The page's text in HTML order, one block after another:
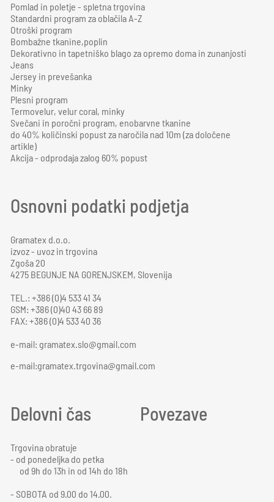
Pomlad in poletje - spletna trgovina
Standardni program za oblačila A-Z
Otroški program
Bombažne tkanine,poplin
Dekorativno in tapetniško blago za opremo doma in zunanjosti
Jeans
Jersey in prevešanka
Minky
Plesni program
Termovelur, velur coral, minky
Svečani in poročni program, enobarvne tkanine
do 40% količinski popust za naročila nad 10m (za določene
artikle)
Akcija - odprodaja zalog 60% popust
Osnovni podatki podjetja
Gramatex d.o.o.
izvoz - uvoz in trgovina
Zgoša 20
4275 BEGUNJE NA GORENJSKEM, Slovenija
TEL.: +386 (0)4 533 41 34
GSM: +386 (0)40 43 66 89
FAX: +386 (0)4 533 40 36
e-mail: gramatex.slo@gmail.com
e-mail:gramatex.trgovina@gmail.com
Delovni čas
Trgovina obratuje
- od ponedeljka do petka
od 9h do 13h in od 14h do 18h
- SOBOTA od 9.00 do 14.00.
Povezave